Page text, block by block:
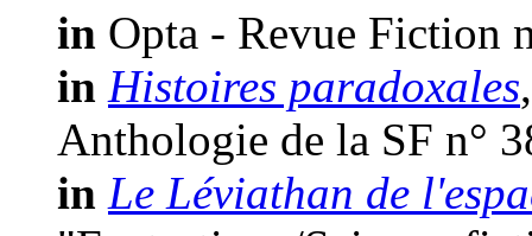
in Opta - Revue Fiction
in Histoires paradoxales
Anthologie de la SF n°
in Le Léviathan de